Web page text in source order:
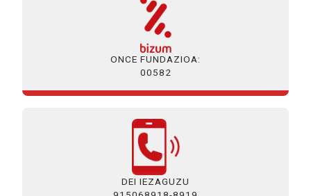
ONCE FUNDAZIOA:
00582
DEI IEZAGUZU